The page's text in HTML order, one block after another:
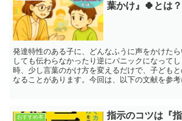
葉かけ』🍀とは？
発達特性のある子に、どんなふうに声をかけた
しても伝わらなかったり逆にパニックになって
時、少し言葉のかけ方を変えるだけで、子どもと
なることがあります。今回は、以下の文献を参
おすすめ本
指示のコツは『